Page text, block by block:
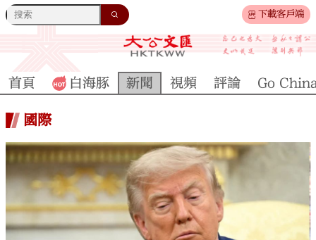
下載客戶端
首頁 白海豚 新聞 視頻 評論 Go
國際